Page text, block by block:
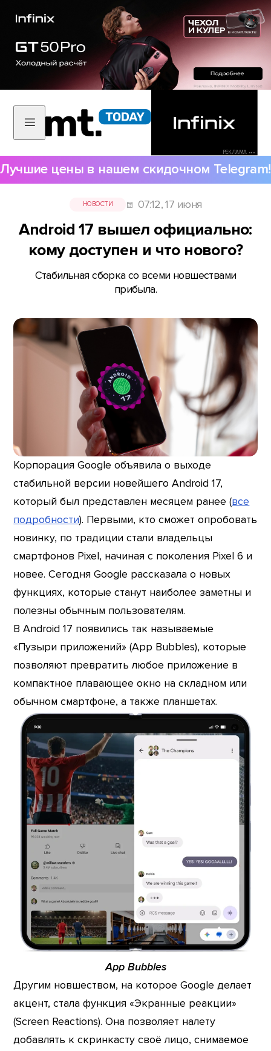
РЕКЛАМА •••
Лучшие цены в нашем скидочном Telegram!
НОВОСТИ 07:12, 17 июня
Android 17 вышел официально:
кому доступен и что нового?
Стабильная сборка со всеми новшествами
прибыла.
Корпорация Google объявила о выходе
стабильной версии новейшего Android 17,
который был представлен месяцем ранее (все
подробности). Первыми, кто сможет опробовать
новинку, по традиции стали владельцы
смартфонов Pixel, начиная с поколения Pixel 6 и
новее. Сегодня Google рассказала о новых
функциях, которые станут наиболее заметны и
полезны обычным пользователям.
В Android 17 появились так называемые
«Пузыри приложений» (App Bubbles), которые
позволяют превратить любое приложение в
компактное плавающее окно на складном или
обычном смартфоне, а также планшетах.
App Bubbles
Другим новшеством, на которое Google делает
акцент, стала функция «Экранные реакции»
(Screen Reactions). Она позволяет налету
добавлять к скринкасту своё лицо, снимаемое